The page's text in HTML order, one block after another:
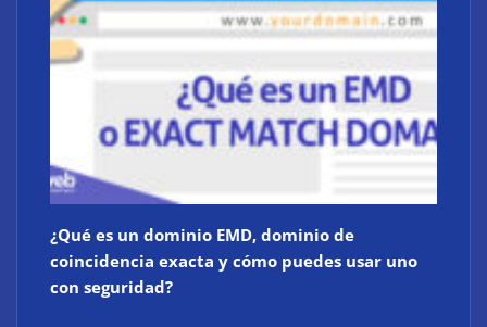
¿Qué es un dominio EMD, dominio de
coincidencia exacta y cómo puedes usar uno
con seguridad?